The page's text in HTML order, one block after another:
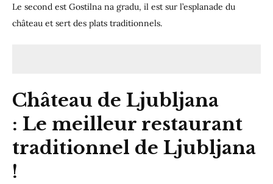
Le second est Gostilna na gradu, il est sur l’esplanade du
château et sert des plats traditionnels.
Château de Ljubljana
: Le meilleur restaurant
traditionnel de Ljubljana
!